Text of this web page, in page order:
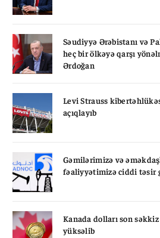
Səudiyyə Ərəbistanı və
heç bir ölkəyə qarşı
Ərdoğan
Levi Strauss
açıqlayıb
Gəmilərimizə və
fəaliyyətimizə ciddi təsir
Kanada dolları son
yüksəlib